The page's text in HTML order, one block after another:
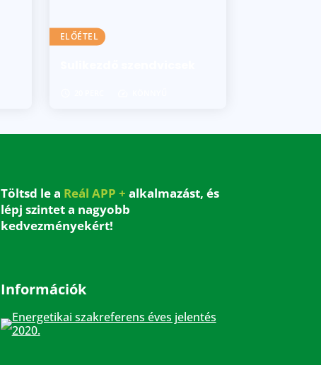
ELŐÉTEL
Töltsd le a Reál APP + alkalmazást, és
lépj szintet a nagyobb
kedvezményekért!
Információk
Energetikai szakreferens éves jelentés
2020.